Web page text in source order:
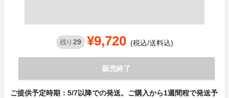
残り 29 ¥9,720 (税込/送料込)
販売終了
ご提供予定時期：5/7以降での発送。ご購入から1週間程で発送予